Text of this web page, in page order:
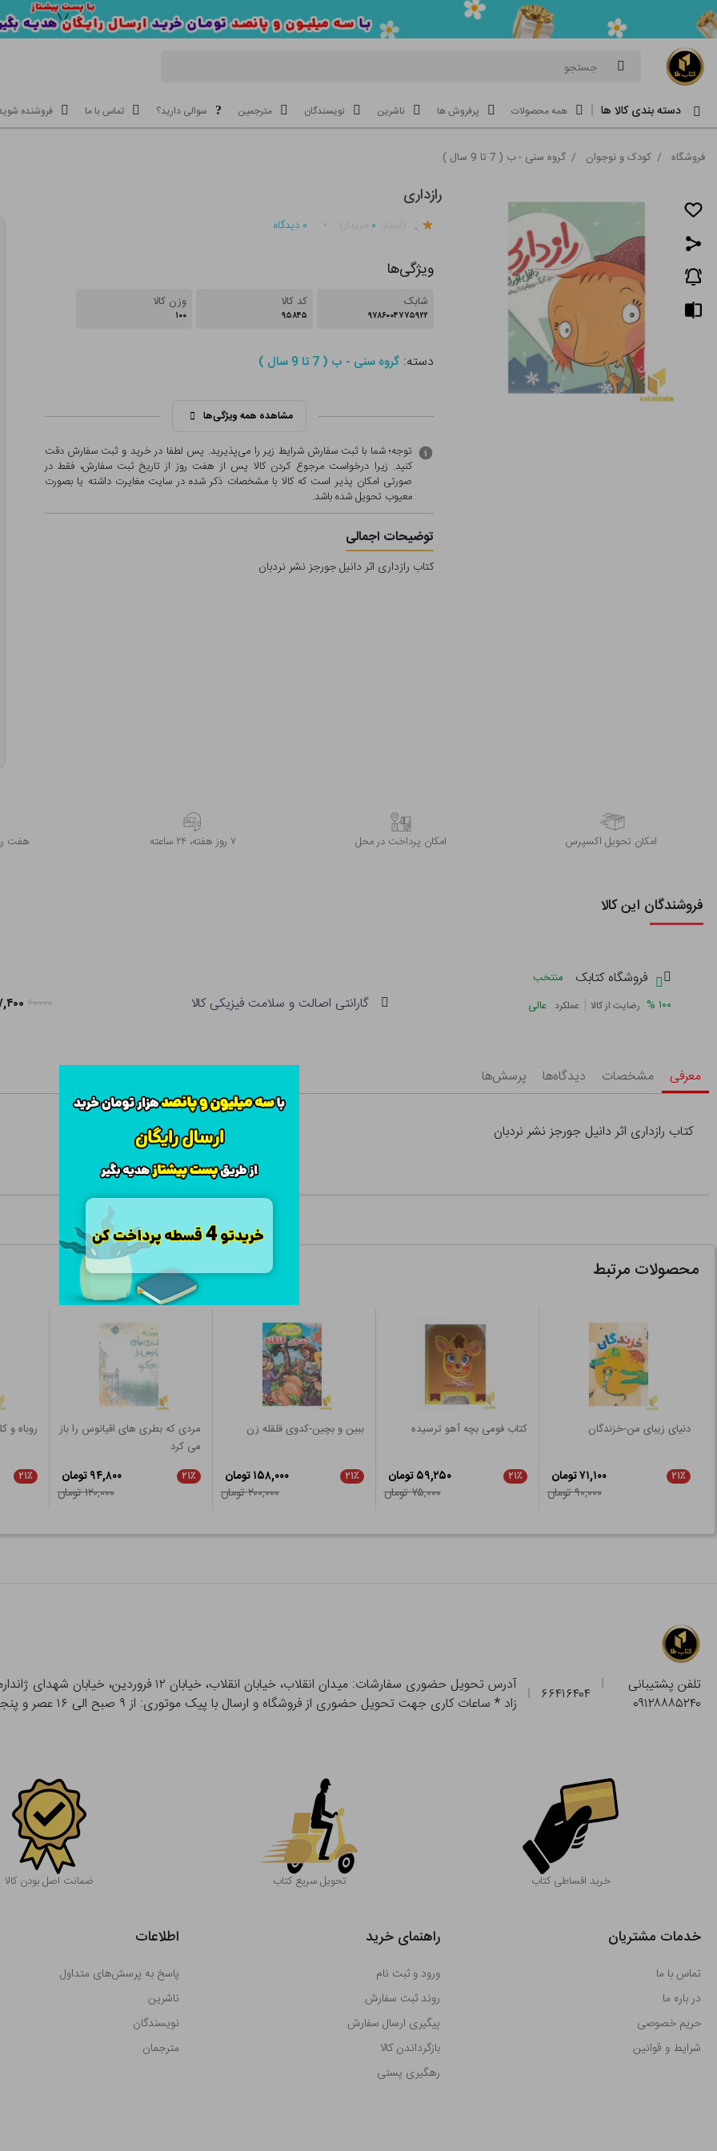
جستجو
دسته بندی کالا ها همه محصولات پرفروش ها ناشرین نویسندگان مترجمین سوالی دارید؟ تماس با ما فروشنده
فروشگاه / کودک و نوجوان / گروه سنی - ب ( 7 تا 9 سال )
رازداری
. ۰ ۰ دیدگاه
ویژگی‌ها
شابک
۹۷۸۶۰۰۴۷۷۵۹۲۲
کد کالا
۹۵۸۴۵
وزن کالا
۱۰۰
دسته: گروه سنی - ب ( 7 تا 9 سال )
مشاهده همه ویژگی‌ها
توجه؛ شما با ثبت سفارش شرایط زیر را می‌پذیرید. پس لطفا در خرید و ثبت سفارش دقت
کنید. زیرا درخواست مرجوع کردن کالا پس از هفت روز از تاریخ ثبت سفارش، فقط در
صورتی امکان پذیر است که کالا با مشخصات ذکر شده در سایت مغایرت داشته یا بصورت
معيوب تحویل شده باشد.
توضیحات اجمالی
کتاب رازداری اثر دانیل جورجز نشر نردبان
اﻣﮑﺎن ﺗﺤﻮﯾﻞ اﮐﺴﭙﺮس امکان پرداخت در محل ۷ روز ﻫﻔﺘﻪ، ۲۴ ﺳﺎﻋﺘﻪ هفت
فروشندگان این کالا
فروشگاه کتابک
منتخب
۱۰۰ % رضایت از کالا | عملکرد عالی گارانتی اصالت و سلامت فیزیکی کالا ۶۰۰۰۰ ۴۷,۴۰۰
معرفی مشخصات دیدگاه‌ها پرسش‌ها
کتاب رازداری اثر دانیل جورجز نشر نردبان
محصولات مرتبط
دنیای زیبای من-خزندگان
۲۱٪
۷۱,۱۰۰ تومان
۹۰,۰۰۰ تومان
کتاب فومی بچه آهو ترسیده
۲۱٪
۵۹,۲۵۰ تومان
۷۵,۰۰۰ تومان
ببین و بچین-کدوی قلقله زن
۲۱٪
۱۵۸,۰۰۰ تومان
۲۰۰,۰۰۰ تومان
مردی که بطری های اقیانوس را باز
می کرد
۲۱٪
۹۴,۸۰۰ تومان
۱۲۰,۰۰۰ تومان
روباه و
۲۱٪
تلفن پشتیبانی
۰۹۱۲۸۸۸۵۲۴۰
۶۶۴۱۶۴۰۴
زاد * ساعات کاری جهت تحویل حضوری از فروشگاه و ارسال با پیک موتوری: از ۹ صبح الی ۱۶ عصر و پنجشنبه ها تا ۱۲
خرید اقساطی کتاب تحویل سریع کتاب
بصورت حضوری از آدرس تحویل حضوری سفارش خود را بدون هیچ هزینه ای تحویل بگیرید.
ضمانت اصل بودن کالا
خدمات مشتریان
تماس با ما
در باره ما
حریم خصوصی
شرایط و قوانین
راهنمای خرید
ورود و ثبت نام
روند ثبت سفارش
پیگیری ارسال سفارش
بازگرداندن کالا
رهگیری پستی
اطلاعات
پاسخ به پرسش‌های متداول
ناشرین
نویسندگان
مترجمان